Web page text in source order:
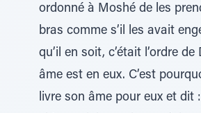
ordonné à Moshé de les
bras comme s’il les avait
qu’il en soit, c’était l’ordre
âme est en eux. C’est
livre son âme pour eux et dit